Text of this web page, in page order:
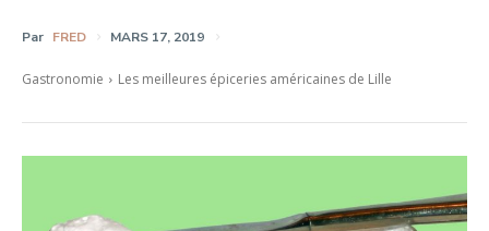
Par FRED MARS 17, 2019
Gastronomie Les meilleures épiceries américaines de Lille